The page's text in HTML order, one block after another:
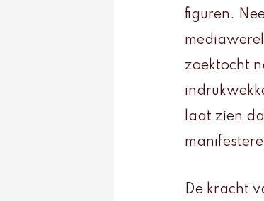
figuren.
zoektocht
laat zien
De kracht